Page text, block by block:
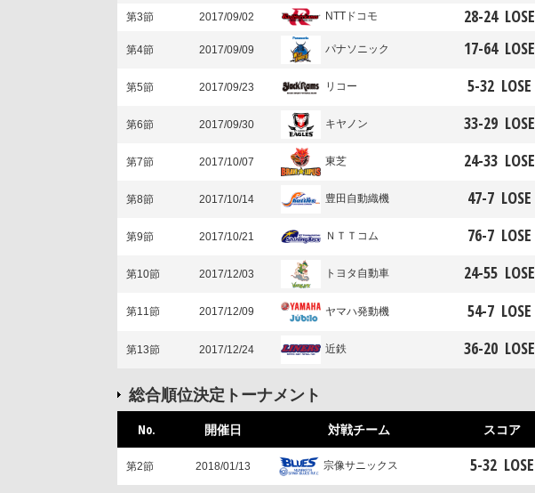
第3節 2017/09/02 NTTドコモ 28-24 LOSE
第4節 2017/09/09 パナソニック 17-64 LOSE
第5節 2017/09/23 リコー 5-32 LOSE
第6節 2017/09/30 キヤノン 33-29 LOSE
第7節 2017/10/07 東芝 24-33 LOSE
第8節 2017/10/14 豊田自動織機 47-7 LOSE
第9節 2017/10/21 ＮＴＴコム 76-7 LOSE
第10節 2017/12/03 トヨタ自動車 24-55 LOSE
第11節 2017/12/09 ヤマハ発動機 54-7 LOSE
第13節 2017/12/24 近鉄 36-20 LOSE
総合順位決定トーナメント
No. 開催日 対戦チーム スコア
第2節 2018/01/13 宗像サニックス 5-32 LOSE